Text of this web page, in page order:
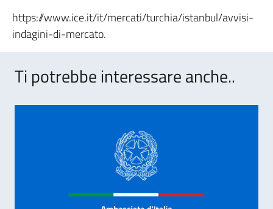
https://www.ice.it/it/mercati/turchia/istanbul/avvisi-
indagini-di-mercato.
Ti potrebbe interessare anche..